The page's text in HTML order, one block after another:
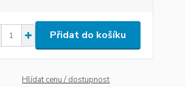
Přidat do košíku
Hlídat cenu / dostupnost